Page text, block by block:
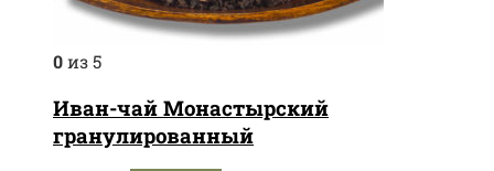
0из 5
Иван-чай Монастырский
гранулированный